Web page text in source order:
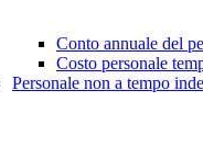
Conto annuale del
Costo personale
Personale non a tempo